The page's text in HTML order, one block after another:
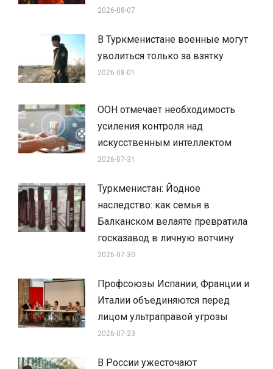
2026-08-07
В Туркменистане военные могут
уволиться только за взятку
2026-08-01
ООН отмечает необходимость
усиления контроля над
искусственным интеллектом
2026-07-31
Туркменистан: Йодное
наследство: как семья в
Балканском велаяте превратила
госказавод в личную вотчину
2026-07-30
Профсоюзы Испании, Франции и
Италии объединяются перед
лицом ультраправой угрозы
2026-07-23
В России ужесточают